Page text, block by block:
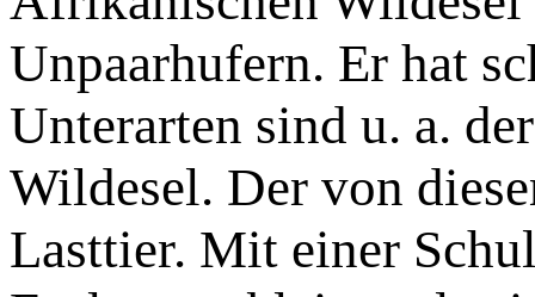
Unpaarhufern. Er hat
Unterarten sind u. a.
Wildesel. Der von
Lasttier. Mit einer